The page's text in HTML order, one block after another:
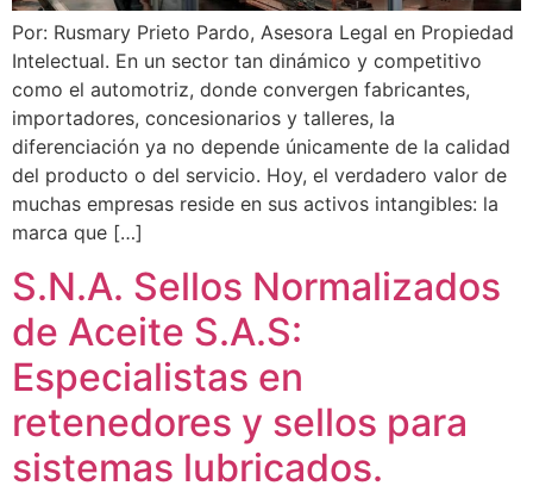
Por: Rusmary Prieto Pardo, Asesora Legal en Propiedad
Intelectual. En un sector tan dinámico y competitivo
como el automotriz, donde convergen fabricantes,
importadores, concesionarios y talleres, la
diferenciación ya no depende únicamente de la calidad
del producto o del servicio. Hoy, el verdadero valor de
muchas empresas reside en sus activos intangibles: la
marca que […]
S.N.A. Sellos Normalizados
de Aceite S.A.S:
Especialistas en
retenedores y sellos para
sistemas lubricados.